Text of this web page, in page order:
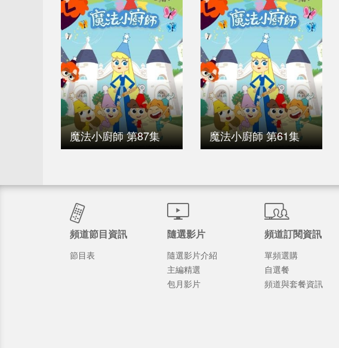
魔法小廚師 第87集 魔法小廚師 第61集
頻道節目資訊
節目表
隨選影片
隨選影片介紹
主編精選
包月影片
頻道訂閱資訊
單頻選購
自選餐
頻道與套餐資訊